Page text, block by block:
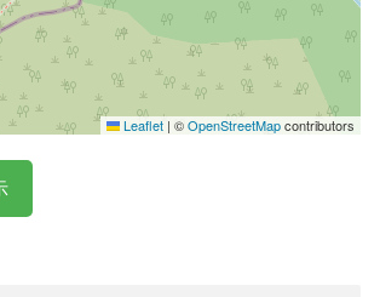
Leaflet | ©OpenStreetMapcontributors